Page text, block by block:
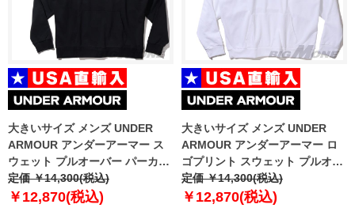
大きいサイズ メンズ UNDER
ARMOUR アンダーアーマー ス
ウェット プルオーバー パーカー
USA直輸入 1379757-001
定価 ￥14,300(税込)
￥12,870(税込)
大きいサイズ メンズ UNDER
ARMOUR アンダーアーマー ロ
ゴプリント スウェット プルオー
バー パーカー USA直輸入
1379758-100
定価 ￥14,300(税込)
￥12,870(税込)